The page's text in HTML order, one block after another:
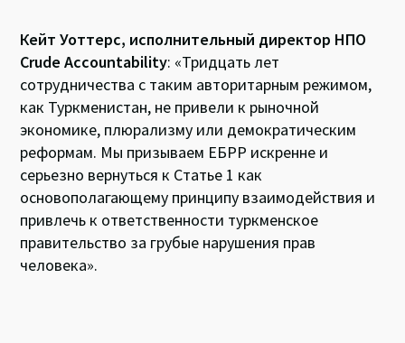
Кейт Уоттерс, исполнительный директор НПО
Crude Accountability: «Тридцать лет
сотрудничества с таким авторитарным режимом,
как Туркменистан, не привели к рыночной
экономике, плюрализму или демократическим
реформам. Мы призываем ЕБРР искренне и
серьезно вернуться к Статье 1 как
основополагающему принципу взаимодействия и
привлечь к ответственности туркменское
правительство за грубые нарушения прав
человека».